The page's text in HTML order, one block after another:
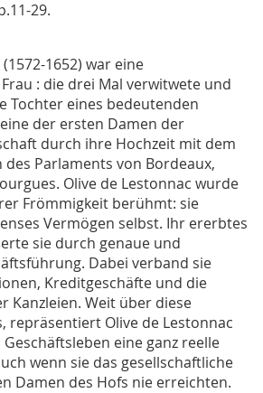
29.
1652) war eine
: die drei Mal verwitwete und
Tochter eines bedeutenden
der ersten Damen der
durch ihre Hochzeit mit dem
Parlaments von Bordeaux,
Olive de Lestonnac wurde
Frömmigkeit berühmt: sie
Vermögen selbst. Ihr ererbtes
sie durch genaue und
Dabei verband sie
Kreditgeschäfte und die
Kanzleien. Weit über diese
repräsentiert Olive de Lestonnac
eine ganz reelle
wenn sie das gesellschaftliche
Damen des Hofs nie erreichten.